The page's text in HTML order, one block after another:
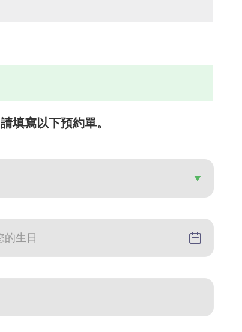
請填寫以下預約單。